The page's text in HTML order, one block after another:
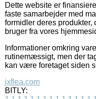
Dette website er
faste samarbejder med
formidler deres produkter,
bruger fra vores
Informationer omkring
rutinemæssigt, men der
kan være foretaget siden
jxflea.com
BITLY: